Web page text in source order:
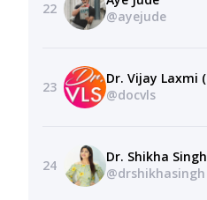
22
@ayejude
23
@docvls
24
Dr. Shikha Singh
@drshikhasingh